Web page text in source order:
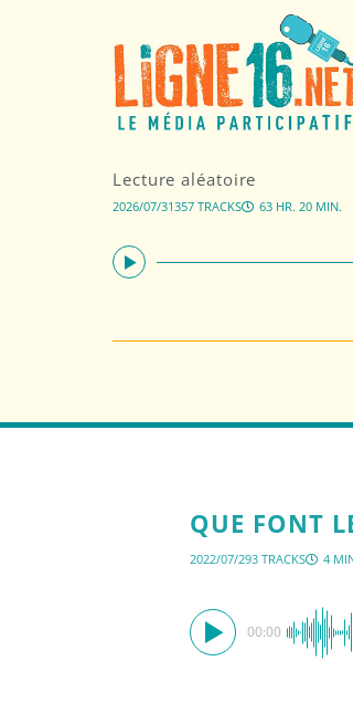
Lecture aléatoire
2026/07/31357 TRACKS 63 HR. 20 MIN.
QUE FONT
2022/07/293 TRACKS 4
00:00